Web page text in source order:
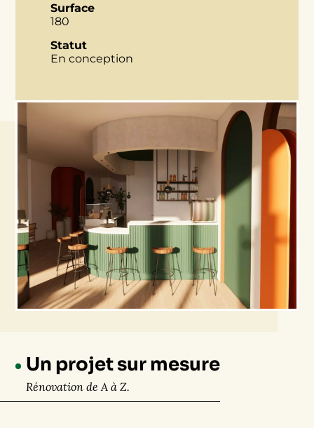
Surface
180
Statut
En conception
Un projet sur mesure
Rénovation de A à Z.